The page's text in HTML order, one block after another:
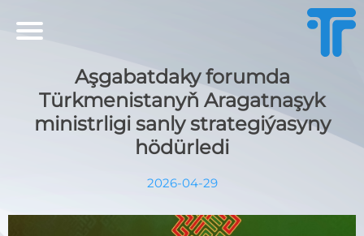
Aşgabatdaky forumda
Türkmenistanyň Aragatnaşyk
ministrligi sanly strategiýasyny
hödürledi
2026-04-29